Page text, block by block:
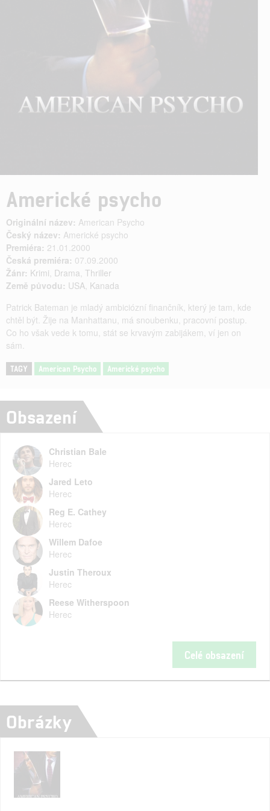
Americké psycho
Originální název: American Psycho
Český název: Americké psycho
Premiéra: 21.01.2000
Česká premiéra: 07.09.2000
Žánr: Krimi, Drama, Thriller
Země původu: USA, Kanada
Patrick Bateman je mladý ambiciózní finančník, který je tam, kde
chtěl být. Žije na Manhattanu, má snoubenku, pracovní postup.
Co ho však vede k tomu, stát se krvavým zabijákem, ví jen on
sám.
TAGY American Psycho Americké psycho
Obsazení
Christian Bale
Herec
Jared Leto
Herec
Reg E. Cathey
Herec
Willem Dafoe
Herec
Justin Theroux
Herec
Reese Witherspoon
Herec
Celé obsazení
Obrázky